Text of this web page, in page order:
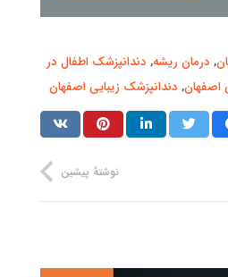
, درمان ریشه, دندانپزشک اطفال در
اصفهان, دندانپزشک زیبایی اصفهان
نوشتهٔ پیشین